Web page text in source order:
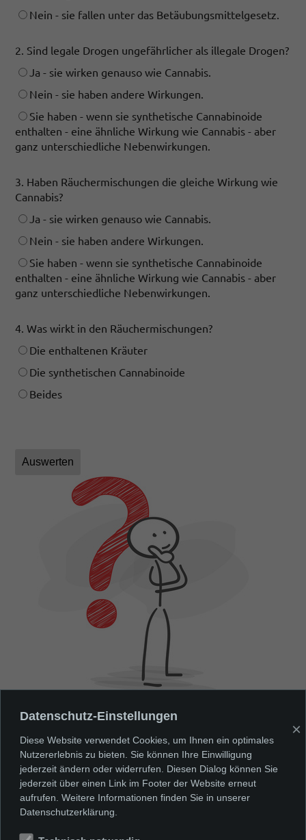
Nein - sie fallen unter das Betäubungsmittelgesetz.
2. Sind legale Drogen ungefährlicher als illegale Drogen?
Ja - sie wirken genauso wie Cannabis.
Nein - sie haben andere Wirkungen.
Sie haben - wenn sie synthetische Cannabinoide
enthalten - eine ähnliche Wirkung wie Cannabis - aber
ganz unterschiedliche Nebenwirkungen.
3. Haben Räuchermischungen die gleiche Wirkung wie
Cannabis?
Ja - sie wirken genauso wie Cannabis.
Nein - sie haben andere Wirkungen.
Sie haben - wenn sie synthetische Cannabinoide
enthalten - eine ähnliche Wirkung wie Cannabis - aber
ganz unterschiedliche Nebenwirkungen.
4. Was wirkt in den Räuchermischungen?
Die enthaltenen Kräuter
Die synthetischen Cannabinoide
Beides
Auswerten
Vorheriges Thema
Neue
Datenschutz-Einstellungen
×
Diese Website verwendet Cookies, um Ihnen ein optimales
Nutzererlebnis zu bieten. Sie können Ihre Einwilligung
jederzeit ändern oder widerrufen. Diesen Dialog können Sie
jederzeit über einen Link im Footer der Website erneut
aufrufen. Weitere Informationen finden Sie in unserer
Datenschutzerklärung.